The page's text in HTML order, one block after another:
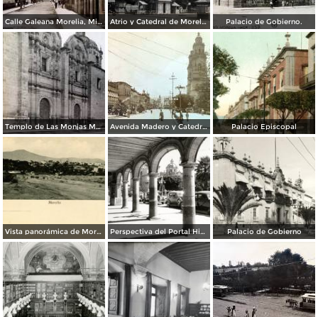
Calle Galeana Morelia, Michoacán. ( Fechada en 1924 ). Atrio y Catedral de Morelia, Michoacán. ( Fechada en 1924 ). Palacio de Gobierno.
Templo de Las Monjas Morelia Mich. Avenida Madero y Catedral. ( Circulada el 30 de Mayo de 1934 ). Palacio Episcopal
Vista panorámica de Morelia Perspectiva del Portal Hidalgo Palacio de Gobierno